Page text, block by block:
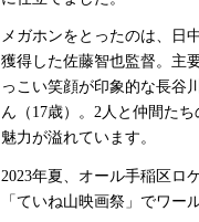
メガホンをとったのは、日
獲得した佐藤智也監督。主
っこい笑顔が印象的な長谷
ん（17歳）。2人と仲間た
魅力が溢れています。
2023年夏、オール手稲区ロ
「ていね山映画祭」でワー